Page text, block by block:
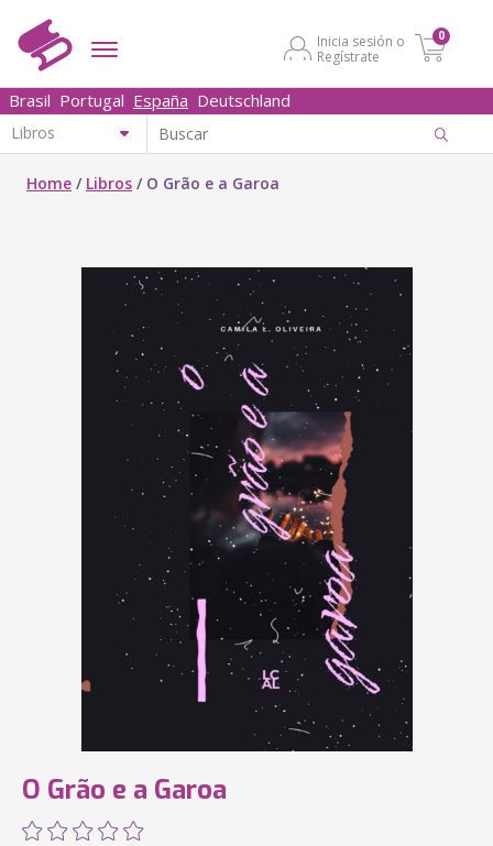
Inicia sesión o
Regístrate
0
Brasil Portugal España Deutschland
Home / Libros / O Grão e a Garoa
O Grão e a Garoa